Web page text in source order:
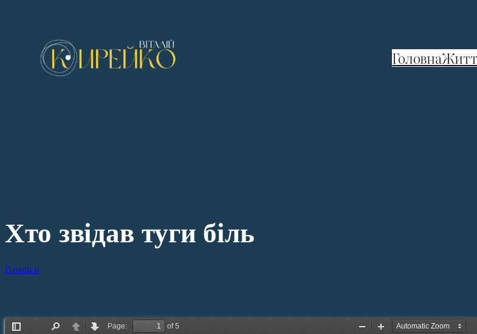
вмісту
Головна
Хто звідав туги біль
Романси